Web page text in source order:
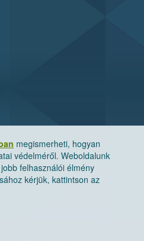
megismerheti, hogyan
védelméről. Weboldalunk
felhasználói élmény
kérjük, kattintson az